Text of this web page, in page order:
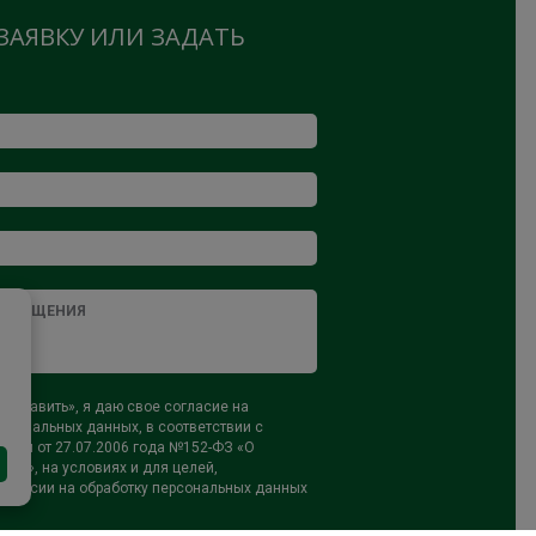
ИЛИ ЗАДАТЬ
я даю свое согласие на
данных, в соответствии с
от 27.07.2006 года №152-ФЗ «О
на условиях и для целей,
на обработку персональных данных